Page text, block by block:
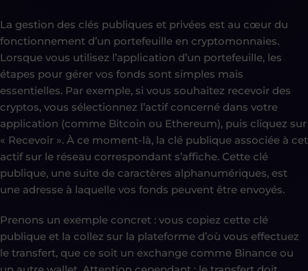
La gestion des clés publiques et privées est au cœur du
fonctionnement d’un portefeuille en cryptomonnaies.
Lorsque vous utilisez l’application d’un portefeuille, les
étapes pour gérer vos fonds sont simples mais
essentielles. Par exemple, si vous souhaitez recevoir des
cryptos, vous sélectionnez l’actif concerné dans votre
application (comme Bitcoin ou Ethereum), puis cliquez sur
« Recevoir ». À ce moment-là, la clé publique associée à cet
actif sur le réseau correspondant s’affiche. Cette clé
publique, une suite de caractères alphanumériques, est
une adresse à laquelle vos fonds peuvent être envoyés.
Prenons un exemple concret : vous copiez cette clé
publique et la collez sur la plateforme d’où vous effectuez
le transfert, que ce soit un exchange comme Binance ou